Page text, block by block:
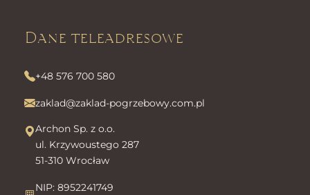
Dane teleadresowe
+48 576 700 580
zaklad@zaklad-pogrzebowy.com.pl
Archon Sp. z o.o.
ul. Krzywoustego 287
51-310 Wrocław
NIP: 8952241749